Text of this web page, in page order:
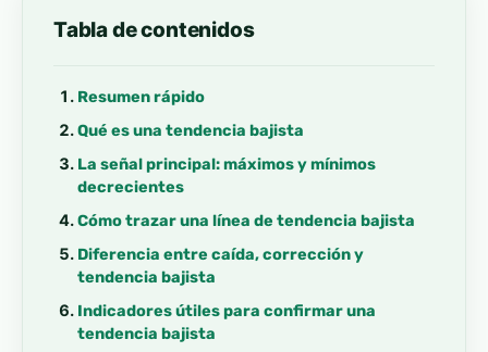
Tabla de contenidos
Resumen rápido
Qué es una tendencia bajista
La señal principal: máximos y mínimos
decrecientes
Cómo trazar una línea de tendencia bajista
Diferencia entre caída, corrección y
tendencia bajista
Indicadores útiles para confirmar una
tendencia bajista